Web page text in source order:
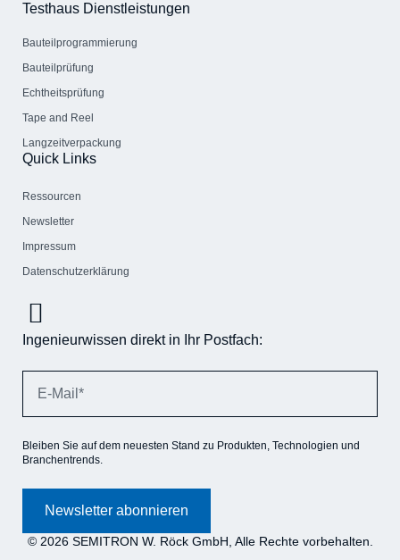
Testhaus Dienstleistungen
Bauteil­programmierung
Bauteilprüfung
Echtheitsprüfung
Tape and Reel
Langzeitverpackung
Quick Links
Ressourcen
Newsletter
Impressum
Datenschutzerklärung
Ingenieurwissen direkt in Ihr Postfach:
Bleiben Sie auf dem neuesten Stand zu Produkten, Technologien und
Branchentrends.
Newsletter abonnieren
© 2026 SEMITRON W. Röck GmbH, Alle Rechte vorbehalten.